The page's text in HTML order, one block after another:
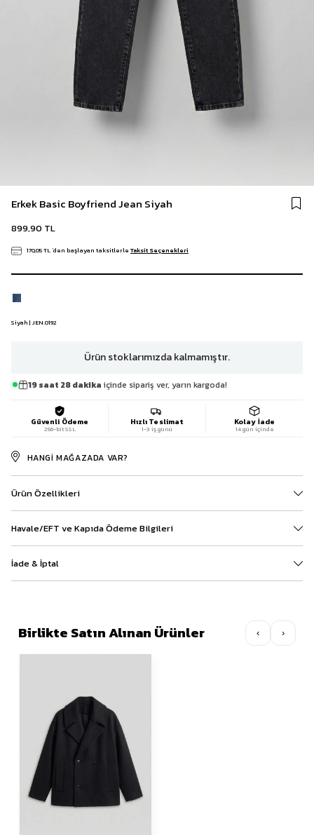
Erkek Basic Boyfriend Jean Siyah
899,90 TL
170,05 TL`den başlayan taksitlerle Taksit Seçenekleri
Siyah | JEN.0192
Ürün stoklarımızda kalmamıştır.
19 saat 28 dakika içinde sipariş ver, yarın kargoda!
Güvenli Ödeme
256-bit SSL
Hızlı Teslimat
1-3 iş günü
Kolay İade
14 gün içinde
HANGI MAĞAZADA VAR?
Ürün Özellikleri
Havale/EFT ve Kapıda Ödeme Bilgileri
İade & İptal
Birlikte Satın Alınan Ürünler ‹ ›